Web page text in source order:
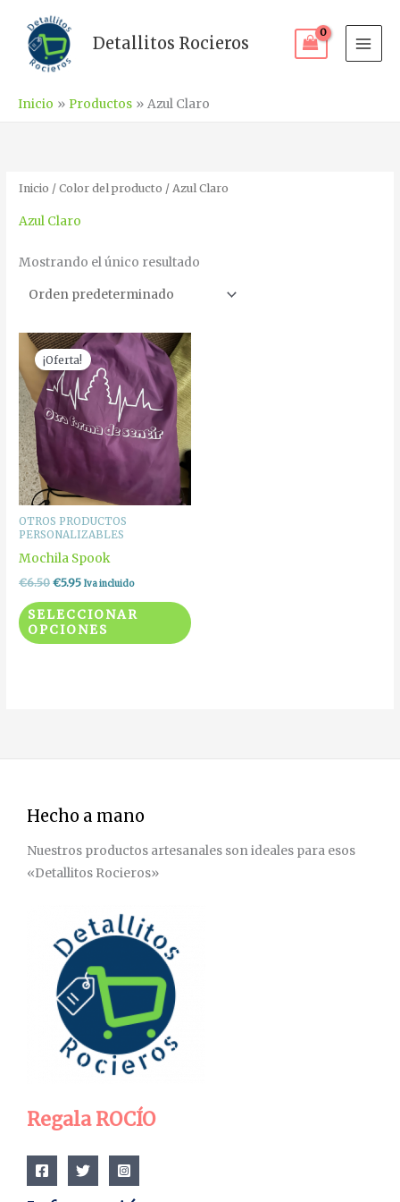
contenido
Detallitos Rocieros
Inicio Productos Azul Claro
Inicio / Color del producto / Azul Claro
Azul Claro
Mostrando el único resultado
¡Oferta!
OTROS PRODUCTOS
PERSONALIZABLES
Mochila Spook
€6.50
El
precio
original
era:
€6.50.
€5.95
El
precio
actual
es:
€5.95.
Iva incluido
SELECCIONAR
OPCIONES
Este
producto
tiene
múltiples
Las
de
Hecho a mano
Nuestros productos artesanales son ideales para esos
«Detallitos Rocieros»
Regala ROCÍO